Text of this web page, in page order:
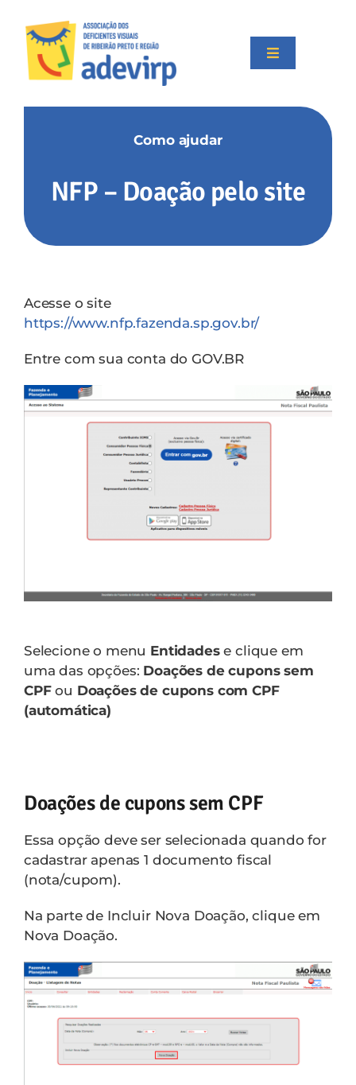
content
Toggle
Projetos
Transparência
Contato
Como ajudar
NFP – Doação pelo site
Acesse o site
https://www.nfp.fazenda.sp.gov.br/
Entre com sua conta do GOV.BR
Selecione o menu Entidadese clique em
uma das opções: Doações de cupons sem
CPFou Doações de cupons com CPF
(automática)
Doações de cupons sem CPF
Essa opção deve ser selecionada quando for
cadastrar apenas 1 documento fiscal
(nota/cupom).
Na parte de Incluir Nova Doação, clique em
Nova Doação.